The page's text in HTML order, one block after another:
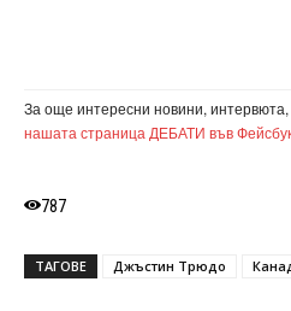
За още интересни новини,
нашата страница ДЕБАТИ във
787
ТАГОВЕ Джъстин Трюдо